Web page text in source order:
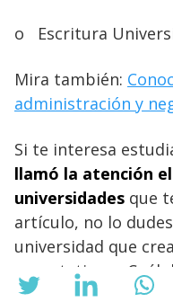
o Escritura
Mira también:
administración y
Si te interesa
llamó la atención
universidades que
artículo, no lo
universidad que
expectativas. ¿Cuál
gusta más?